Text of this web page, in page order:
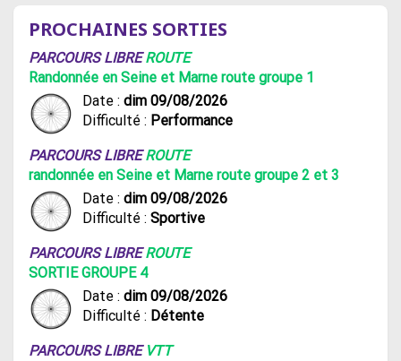
PROCHAINES SORTIES
PARCOURS LIBREROUTE
Randonnée en Seine et Marne route groupe 1
Date : dim 09/08/2026
Difficulté : Performance
PARCOURS LIBREROUTE
randonnée en Seine et Marne route groupe 2 et 3
Date : dim 09/08/2026
Difficulté : Sportive
PARCOURS LIBREROUTE
SORTIE GROUPE 4
Date : dim 09/08/2026
Difficulté : Détente
PARCOURS LIBRE VTT